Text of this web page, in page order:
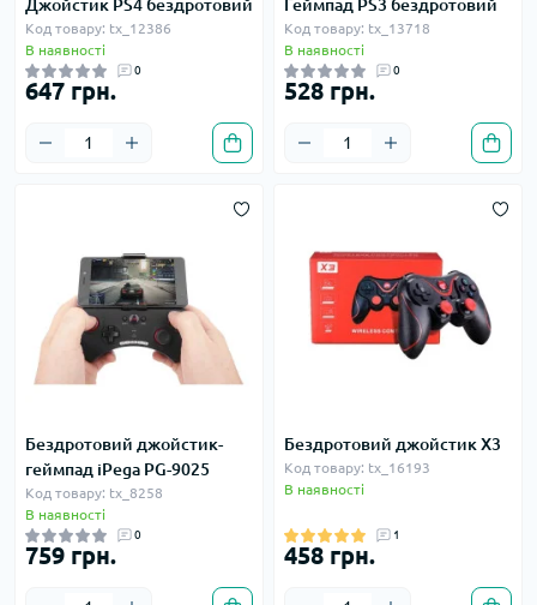
Джойстик PS4 бездротовий
Код товару: tx_12386
В наявності
0
647 грн.
Геймпад PS3 бездротовий
Код товару: tx_13718
В наявності
0
528 грн.
Бездротовий джойстик-
геймпад iPega PG-9025
Код товару: tx_8258
В наявності
0
759 грн.
Бездротовий джойстик X3
Код товару: tx_16193
В наявності
1
458 грн.